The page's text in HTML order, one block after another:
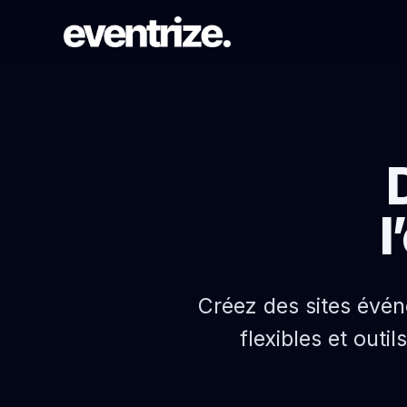
repartir de zéro.Créez des sites
flexibles et